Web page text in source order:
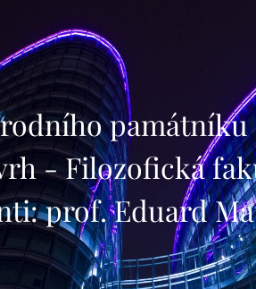
- Filozofická
prof. Eduard